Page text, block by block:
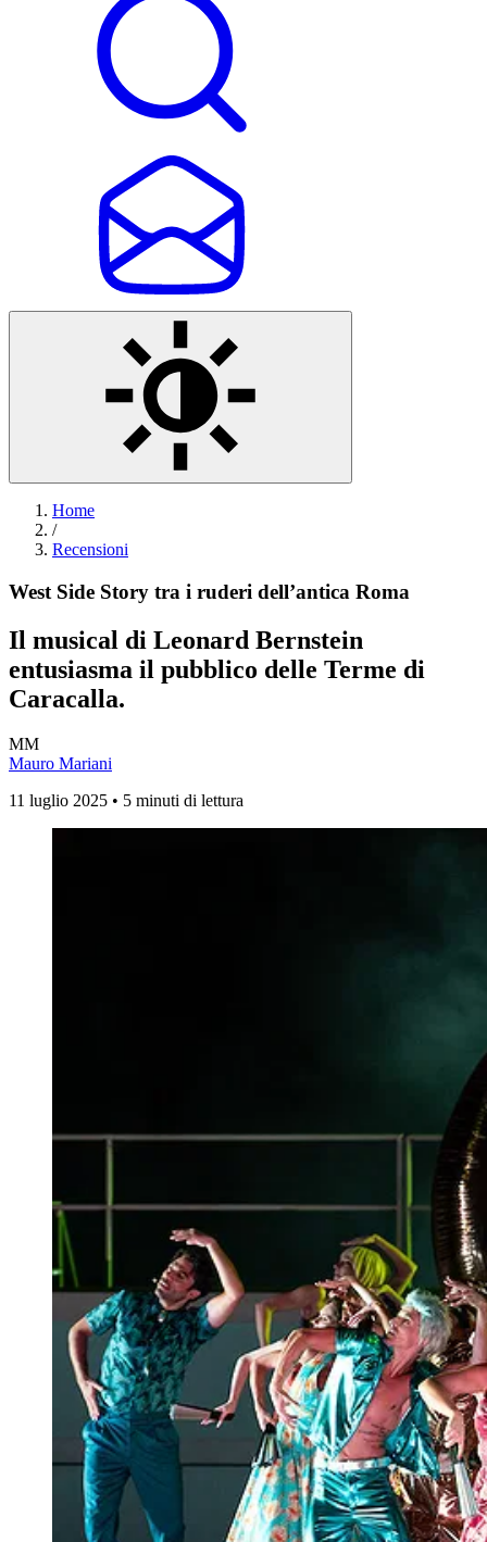
Home
/
Recensioni
West Side Story tra i ruderi dell’antica Roma
Il musical di Leonard Bernstein
entusiasma il pubblico delle Terme di
Caracalla.
MM
Mauro Mariani
11 luglio 2025 • 5 minuti di lettura